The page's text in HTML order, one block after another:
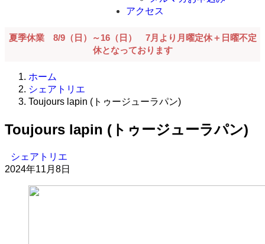
アクセス
夏季休業 8/9（日）～16（日） 7月より月曜定休＋日曜不定
休となっております
ホーム
シェアトリエ
Toujours lapin (トゥージューラパン)
Toujours lapin (トゥージューラパン)
シェアトリエ
2024年11月8日